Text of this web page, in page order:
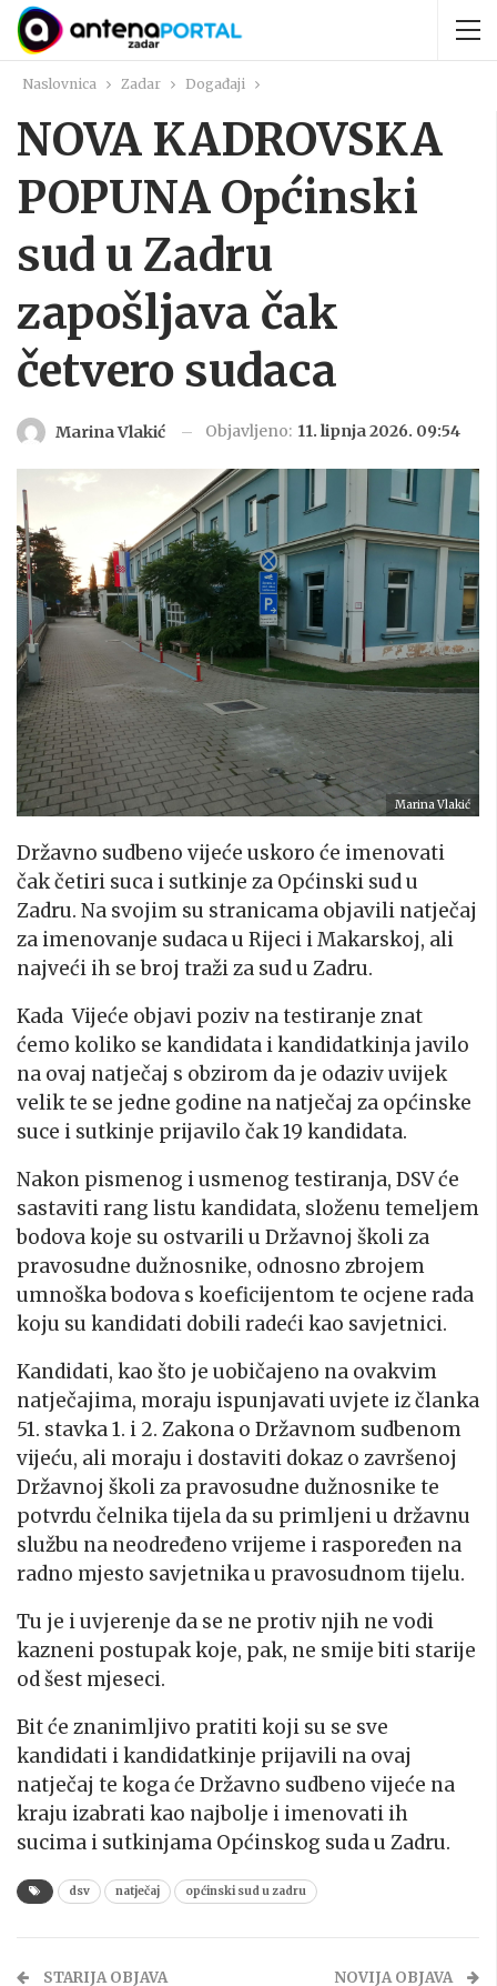
Naslovnica Zadar Događaji
NOVA KADROVSKA
POPUNA Općinski
sud u Zadru
zapošljava čak
četvero sudaca
Marina Vlakić Objavljeno: 11. lipnja 2026. 09:54
Marina Vlakić
Državno sudbeno vijeće uskoro će imenovati
čak četiri suca i sutkinje za Općinski sud u
Zadru. Na svojim su stranicama objavili natječaj
za imenovanje sudaca u Rijeci i Makarskoj, ali
najveći ih se broj traži za sud u Zadru.
Kada Vijeće objavi poziv na testiranje znat
ćemo koliko se kandidata i kandidatkinja javilo
na ovaj natječaj s obzirom da je odaziv uvijek
velik te se jedne godine na natječaj za općinske
suce i sutkinje prijavilo čak 19 kandidata.
Nakon pismenog i usmenog testiranja, DSV će
sastaviti rang listu kandidata, složenu temeljem
bodova koje su ostvarili u Državnoj školi za
pravosudne dužnosnike, odnosno zbrojem
umnoška bodova s koeficijentom te ocjene rada
koju su kandidati dobili radeći kao savjetnici.
Kandidati, kao što je uobičajeno na ovakvim
natječajima, moraju ispunjavati uvjete iz članka
51. stavka 1. i 2. Zakona o Državnom sudbenom
vijeću, ali moraju i dostaviti dokaz o završenoj
Državnoj školi za pravosudne dužnosnike te
potvrdu čelnika tijela da su primljeni u državnu
službu na neodređeno vrijeme i raspoređen na
radno mjesto savjetnika u pravosudnom tijelu.
Tu je i uvjerenje da se ne protiv njih ne vodi
kazneni postupak koje, pak, ne smije biti starije
od šest mjeseci.
Bit će znanimljivo pratiti koji su se sve
kandidati i kandidatkinje prijavili na ovaj
natječaj te koga će Državno sudbeno vijeće na
kraju izabrati kao najbolje i imenovati ih
sucima i sutkinjama Općinskog suda u Zadru.
dsv natječaj općinski sud u zadru
STARIJA OBJAVA NOVIJA OBJAVA